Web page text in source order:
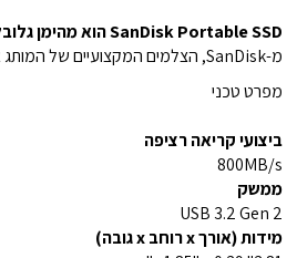
SanDisk Portable SSD הוא מהימן גלובלי
מ-SanDisk, הצלמים המקצועיים של המותג אמונים לקחת על עצמם משימות.
מפרט טכני
ביצועי קריאה רציפה
800MB/s
ממשק
USB 3.2 Gen 2
מידות (אורך x רוחב x גובה)